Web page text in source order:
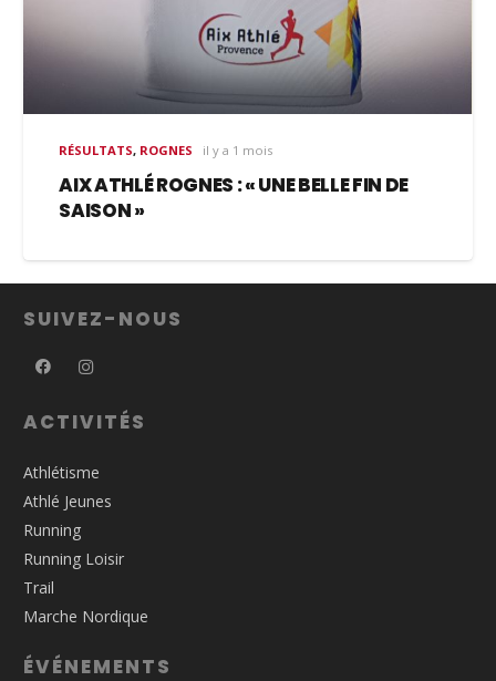
RÉSULTATS, ROGNES il y a 1 mois
AIX ATHLÉ ROGNES : « UNE BELLE FIN DE
SAISON »
SUIVEZ-NOUS
ACTIVITÉS
Athlétisme
Athlé Jeunes
Running
Running Loisir
Trail
Marche Nordique
ÉVÉNEMENTS